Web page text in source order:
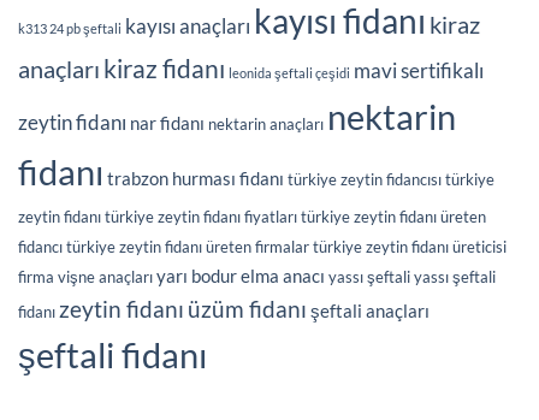
k313 24 pb şeftali kayısı anaçları kayısı fidanı kiraz
anaçları kiraz fidanı leonida şeftali çeşidi mavi sertifikalı
zeytin fidanı nar fidanı nektarin anaçları nektarin
fidanı trabzon hurması fidanı türkiye zeytin fidancısıtürkiye
zeytin fidanıtürkiye zeytin fidanı fiyatlarıtürkiye zeytin fidanı üreten
fidancıtürkiye zeytin fidanı üreten firmalartürkiye zeytin fidanı üreticisi
firma vişne anaçlarıyarı bodur elma anacı yassı şeftaliyassı şeftali
fidanı zeytin fidanı üzüm fidanı şeftali anaçları
şeftali fidanı